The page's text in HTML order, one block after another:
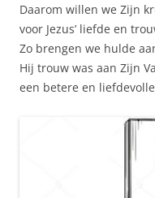
Daarom willen we Zijn
voor Jezus’ liefde en
Zo brengen we hulde
Hij trouw was aan Zijn
een betere en